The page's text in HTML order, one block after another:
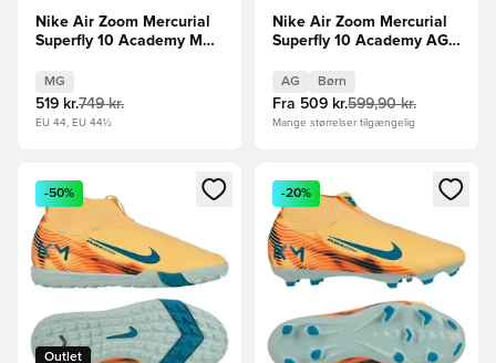
Nike Air Zoom Mercurial
Superfly 10 Academy MG
MG
519 kr.749 kr.
EU 44, EU 44½
Nike Air Zoom Mercurial
Superfly 10 Academy AG
Orange/Turkis/Grøn Børn
AG Børn
Fra 509 kr.599,90 kr.
Mange størrelser tilgængelig
Åbner en Modal til at logge ind eller tilmelde dig som
Outlet
-50%
Åbner en Modal til at logge
-20%